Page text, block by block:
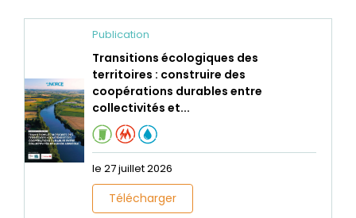
Publication
Transitions écologiques des
territoires : construire des
coopérations durables entre
collectivités et...
le 27 juillet 2026
Télécharger